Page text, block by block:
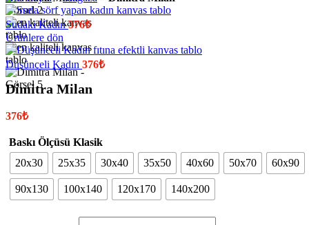
Sudaki Kadın376₺
Ürünlere dön
Düşünceli Kadın 376₺
Dimitra Milan
376₺
Baskı Ölçüsü Klasik
20x30
25x35 30x40 35x50 40x60 50x70 60x90
90x130 100x140 120x170 140x200